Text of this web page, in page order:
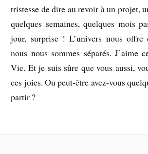
tristesse de dire au revoir à un projet,
quelques semaines, quelques mois
jour, surprise ! L’univers nous offre
nous nous sommes séparés. J’aime
Vie. Et je suis sûre que vous aussi,
ces joies. Ou peut-être avez-vous
partir ?